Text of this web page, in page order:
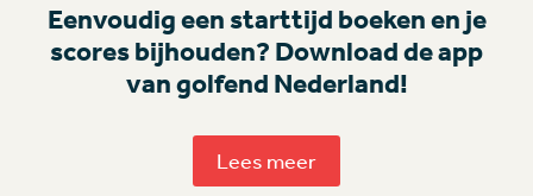
Eenvoudig een starttijd boeken en je
scores bijhouden? Download de app
van golfend Nederland!
Lees meer